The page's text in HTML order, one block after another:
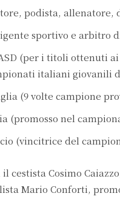
podista,
sportivo e arbitro
(per i titoli ottenuti
italiani giovanili
(9 volte campione
(promosso nel
(vincitrice del
cestista Cosimo
Mario Conforti,